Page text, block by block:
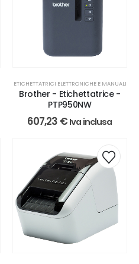
ETICHETTATRICI ELETTRONICHE E MANUALI
Brother - Etichettatrice -
PTP950NW
607,23 € Iva inclusa